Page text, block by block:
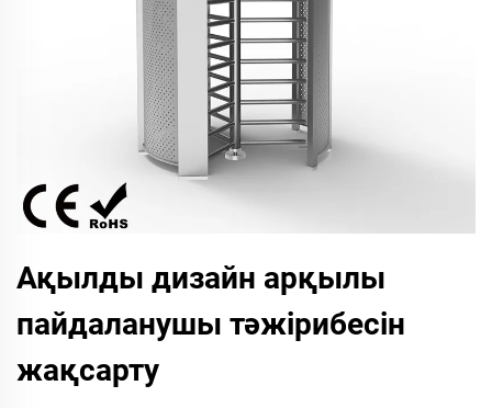
Ақылды дизайн арқылы
пайдаланушы тәжірибесін
жақсарту